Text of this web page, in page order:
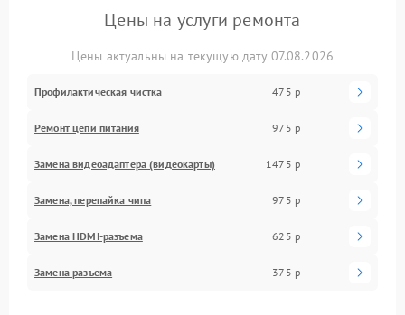
Цены на услуги ремонта
Цены актуальны на текущую дату 07.08.2026
Профилактическая чистка 475 р
Ремонт цепи питания 975 р
Замена видеоадаптера (видеокарты) 1475 р
Замена, перепайка чипа 975 р
Замена HDMI-разъема 625 р
Замена разъема 375 р